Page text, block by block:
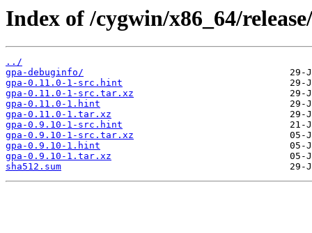
Index of /cygwin/x86_64/
../
gpa-debuginfo/
gpa-0.11.0-1-src.hint
gpa-0.11.0-1-src.tar.xz
gpa-0.11.0-1.hint
gpa-0.11.0-1.tar.xz
gpa-0.9.10-1-src.hint
gpa-0.9.10-1-src.tar.xz
gpa-0.9.10-1.hint
gpa-0.9.10-1.tar.xz
sha512.sum